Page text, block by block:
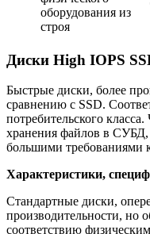
оборудования из
строя
Диски High IOPS
Быстрые диски, более
сравнению с SSD.
потребительского
хранения файлов в СУБД,
большими требованиями
Характеристики,
Стандартные диски,
производительности, но
соответствию